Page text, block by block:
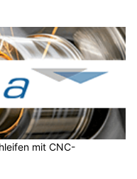
mit CNC-